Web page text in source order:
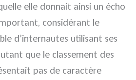
elle donnait ainsi un écho
considérant le
d’internautes utilisant ses
que le classement des
pas de caractère